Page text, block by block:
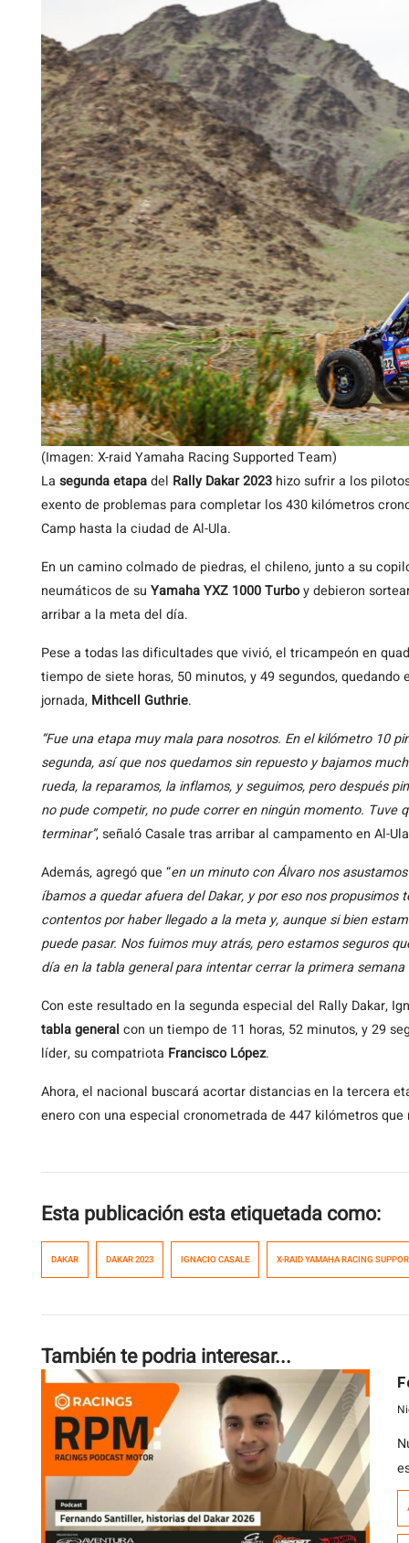
(Imagen: X-raid Yamaha Racing Supported Team)
La segunda etapadel Rally Dakar 2023 hizo sufrir a los
exento de problemas para completar los 430 kilómetros
Camp hasta la ciudad de Al-Ula.
En un camino colmado de piedras, el chileno, junto a su
neumáticos de su Yamaha YXZ 1000 Turboy debieron
arribar a la meta del día.
Pese a todas las dificultades que vivió, el tricampeón en
tiempo de siete horas, 50 minutos, y 49 segundos,
jornada, Mithcell Guthrie.
“Fue una etapa muy mala para nosotros. En el kilómetro 10
segunda, así que nos quedamos sin repuesto y bajamos
rueda, la reparamos, la inflamos, y seguimos, pero después
no pude competir, no pude correr en ningún momento. Tuve
terminar”, señaló Casale tras arribar al campamento en Al-
Además, agregó que “en un minuto con Álvaro nos
íbamos a quedar afuera del Dakar, y por eso nos
contentos por haber llegado a la meta y, aunque si bien
puede pasar. Nos fuimos muy atrás, pero estamos seguros
día en la tabla general para intentar cerrar la primera semana
Con este resultado en la segunda especial del Rally Dakar,
tabla general con un tiempo de 11 horas, 52 minutos, y 29
líder, su compatriota Francisco López.
Ahora, el nacional buscará acortar distancias en la tercera
enero con una especial cronometrada de 447 kilómetros
Esta publicación esta etiquetada como:
DAKAR DAKAR 2023 IGNACIO CASALE X-RAID YAMAHA RACING
También te podria interesar...